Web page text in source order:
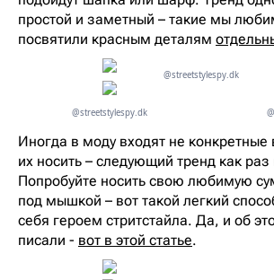
простой и заметный – такие мы
посвятили красным деталям
@streetstylespy.dk
@streetstylespy.dk
Иногда в моду входят не
их носить – следующий тренд как раз
Попробуйте носить свою любимую
под мышкой – вот такой легкий
себя героем стритстайла. Да, и об
писали - вот в этой статье.